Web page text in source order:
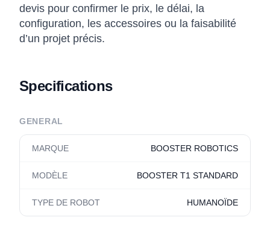
devis pour confirmer le prix, le délai, la
configuration, les accessoires ou la faisabilité
d’un projet précis.
Specifications
GENERAL
MARQUE BOOSTER ROBOTICS
MODÈLE BOOSTER T1 STANDARD
TYPE DE ROBOT HUMANOÏDE